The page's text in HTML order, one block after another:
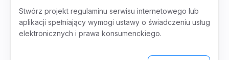
Stwórz projekt regulaminu serwisu internetowego lub
aplikacji spełniający wymogi ustawy o świadczeniu usług
elektronicznych i prawa konsumenckiego.